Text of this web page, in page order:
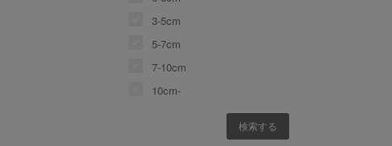
3-5cm
5-7cm
7-10cm
10cm-